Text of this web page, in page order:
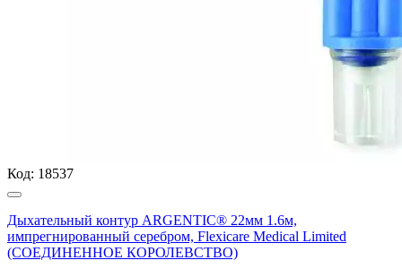
Код: 18537
Дыхательный контур ARGENTIC® 22мм 1.6м,
импрегнированный серебром, Flexicare Medical Limited
(СОЕДИНЕННОЕ КОРОЛЕВСТВО)